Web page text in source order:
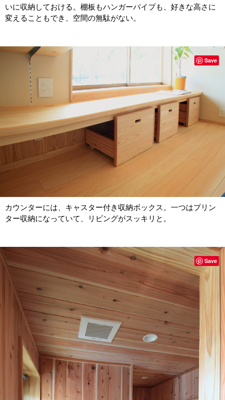
いに収納しておける。棚板もハンガーパイプも、好きな高さに
変えることもでき、空間の無駄がない。
カウンターには、キャスター付き収納ボックス。一つはプリン
ター収納になっていて、リビングがスッキリと。
Save
Save